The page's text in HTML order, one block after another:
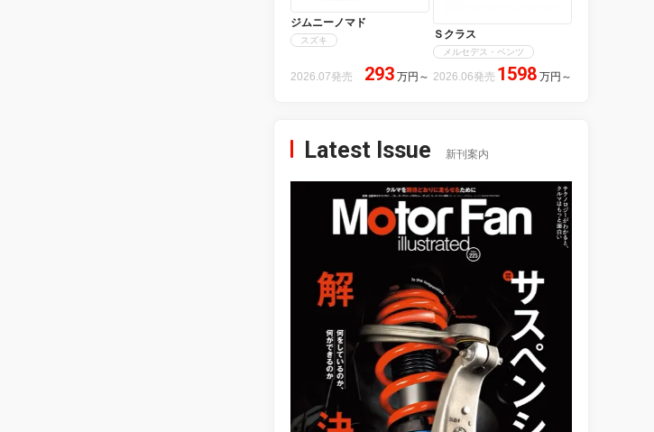
ジムニーノマド
スズキ
2026.07発売 293 万円 ～
Ｓクラス
メルセデス・ベンツ
2026.06発売 1598 万円 ～
Latest Issue 新刊案内